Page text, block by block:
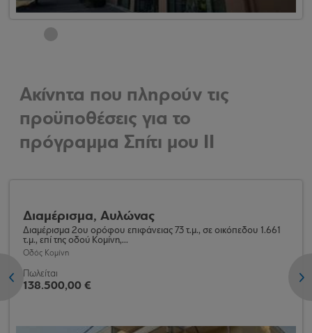
Ακίνητα που πληρούν τις
προϋποθέσεις για το
πρόγραμμα Σπίτι μου ΙΙ
<
Διαμέρισμα, Αυλώνας
Διαμέρισμα 2ου ορόφου επιφάνειας 73 τ.μ., σε οικόπεδου 1.661
τ.μ., επί της οδού Κομίνη,...
Οδός Κομίνη
Πωλείται
138.500,00 €
>